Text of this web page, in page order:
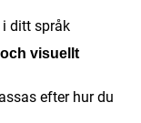
i ditt språk
visuellt
efter hur du